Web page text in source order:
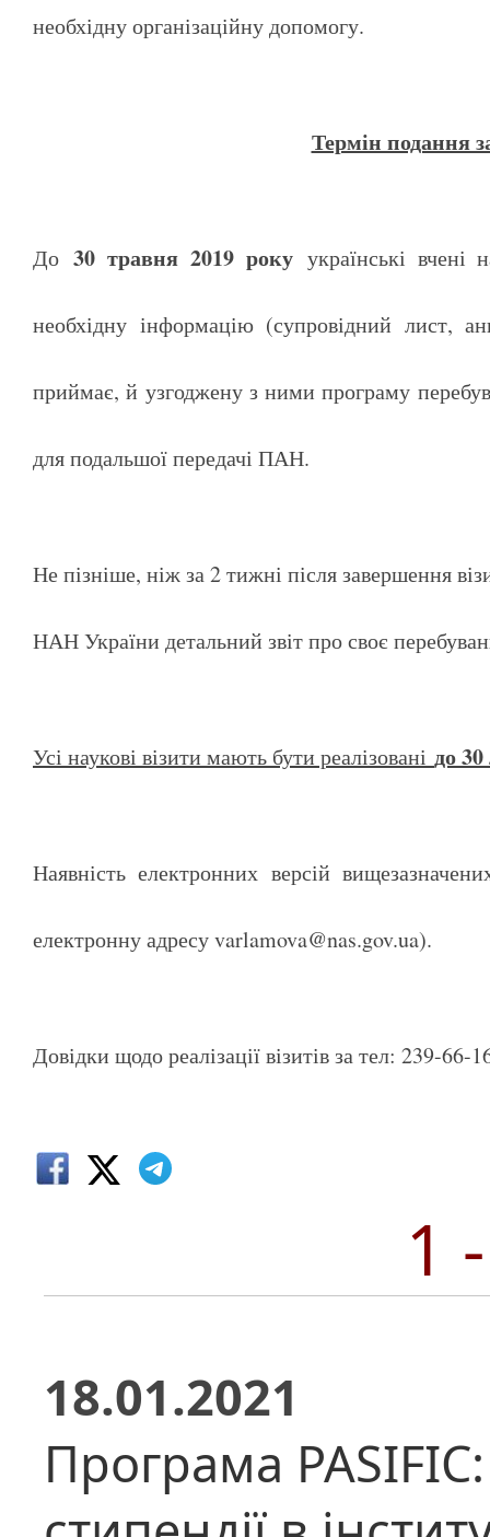
необхідну організаційну допомогу.
Термін подання
До 30 травня 2019 рокуукраїнські вчені
необхідну інформацію (супровідний лист,
приймає, й узгоджену з ними програму
для подальшої передачі ПАН.
Не пізніше, ніж за 2 тижні після завершення
НАН України детальний звіт про своє
Усі наукові візити мають бути реалізовані до
Наявність електронних версій
електронну адресу varlamova@nas.gov.ua).
Довідки щодо реалізації візитів за тел: 239-
1
18.01.2021
Програма